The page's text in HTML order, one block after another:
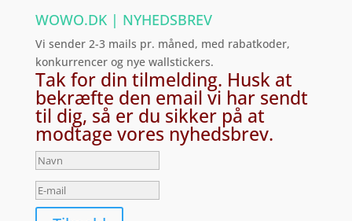
WOWO.DK | NYHEDSBREV
Vi sender 2-3 mails pr. måned, med rabatkoder,
konkurrencer og nye wallstickers.
Tak for din tilmelding. Husk at
bekræfte den email vi har sendt
til dig, så er du sikker på at
modtage vores nyhedsbrev.